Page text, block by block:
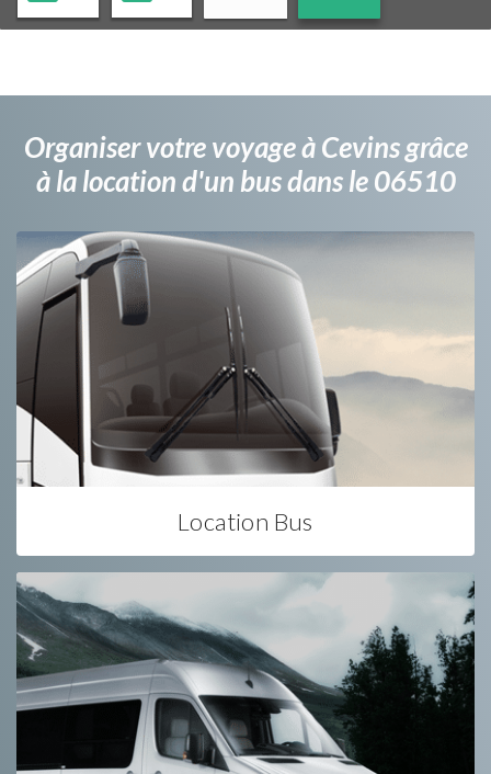
Organiser votre voyage à Cevins grâce
à la location d'un bus dans le 06510
Location Bus